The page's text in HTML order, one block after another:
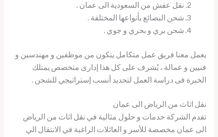
نقل عفش من السعودية الى عمان .
شحن البضائع بأنواعها المختلفة .
شحن بري و بحري و جوي .
يعمل معنا فريق عمل متكامل يتكون من موظفين و مهندسين و
فنيين و عمالة ، يُشرف على كل هذا إدارى متخصص يمتلك
الخبرة فى دراسة العمل لتحديد أنسب إستراتيجي للشحن .
نقل اثاث من الرياض الى عمان
تقدم الشركة خدمات و حلول مثالية في نقل اثاث من الرياض
الى عمان مخصصة للأسر و العائلات الراغبة في الانتقال الي